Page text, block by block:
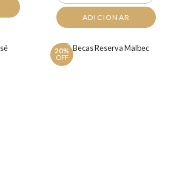
ADICIONAR
20%
OFF